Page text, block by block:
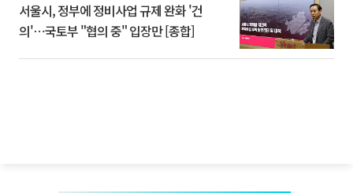
서울시, 정부에 정비사업 규제 완화 '건
의'⋯국토부 "협의 중" 입장만 [종합]